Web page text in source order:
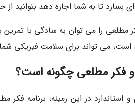
بسازد تا به شما اجازه دهد بتوانید
مطلعی را می توان به سادگی با
است، می تواند برای سلامت فیزیکی
فکر مطلعی چگونه است؟